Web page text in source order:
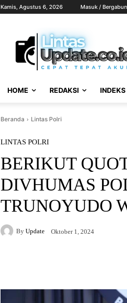
Kamis, Agustus 6, 2026 Masuk /
HOME REDAKSI INDEKS
Beranda Lintas Polri
LINTAS POLRI
BERIKUT
DIVHUMAS
TRUNOYUDO
By Update Oktober 1, 2024